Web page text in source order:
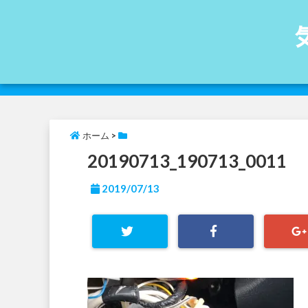
ホーム >
20190713_190713_0011
2019/07/13